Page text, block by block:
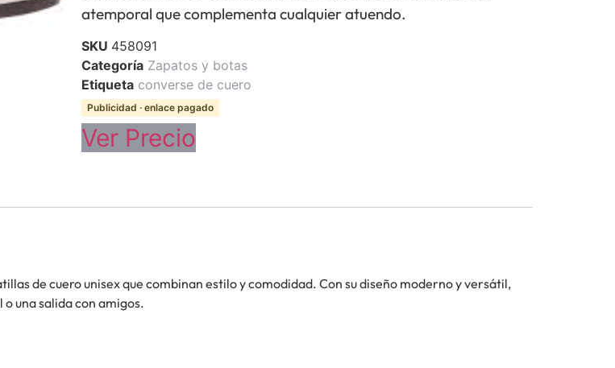
atemporal que complementa cualquier atuendo.
SKU 458091
Categoría Zapatos y botas
Etiqueta converse de cuero
Publicidad · enlace pagado
Ver Precio
de cuero unisex que combinan estilo y comodidad. Con su diseño moderno y versátil,
una salida con amigos.